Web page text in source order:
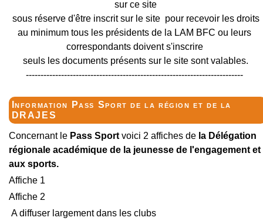
sur ce site
sous réserve d'être inscrit sur le site pour recevoir les droits
au minimum tous les présidents de la LAM BFC ou leurs
correspondants doivent s'inscrire
seuls les documents présents sur le site sont valables.
--------------------------------------------------------------------------
Information Pass Sport de la région et de la
DRAJES
Concernant lePass Sportvoici 2 affiches dela Délégation
régionale académique de la jeunesse de l'engagement et
aux sports.
Affiche 1
Affiche 2
A diffuser largement dans les clubs